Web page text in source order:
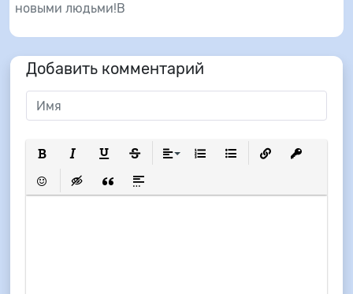
новыми людьми!В
Добавить комментарий
Полужирный
Курсив
Вставить смайлик
Вставка скрытого текста
Вставка цитаты
Вставка спойлера